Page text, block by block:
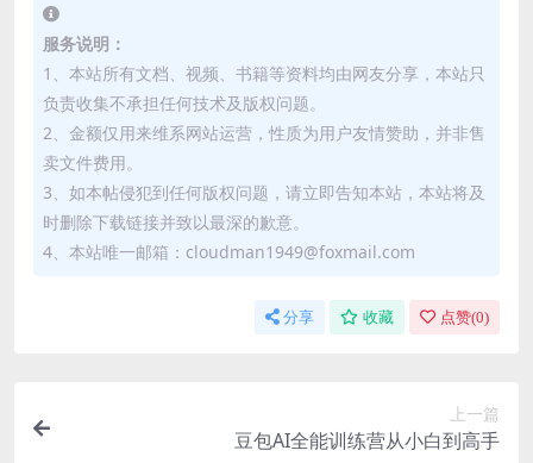
服务说明：
1、本站所有文档、视频、书籍等资料均由网友分享，本站只
负责收集不承担任何技术及版权问题。
2、金额仅用来维系网站运营，性质为用户友情赞助，并非售
卖文件费用。
3、如本帖侵犯到任何版权问题，请立即告知本站，本站将及
时删除下载链接并致以最深的歉意。
4、本站唯一邮箱：cloudman1949@foxmail.com
分享 收藏 点赞(0)
上一篇
豆包AI全能训练营从小白到高手